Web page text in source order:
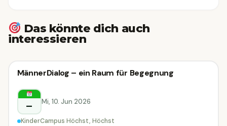
Das könnte dich auch
interessieren
Vortrag & Seminar
Höchst
Vortrag & Seminar
MännerDialog – ein Raum für Begegnung
– Mi, 10. Jun 2026
KinderCampus Höchst, Höchst